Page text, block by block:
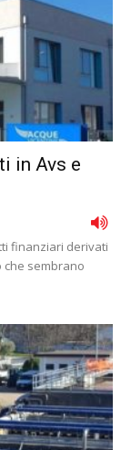
in Avs e
finanziari derivati
sembrano